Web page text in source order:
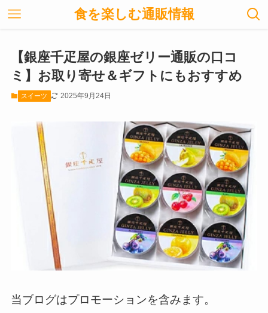
食を楽しむ通販情報
【銀座千疋屋の銀座ゼリー通販の口コ
ミ】お取り寄せ＆ギフトにもおすすめ
スイーツ 2025年9月24日
当ブログはプロモーションを含みます。